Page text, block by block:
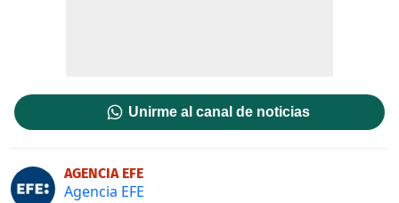
Unirme al canal de noticias
AGENCIA EFE
Agencia EFE